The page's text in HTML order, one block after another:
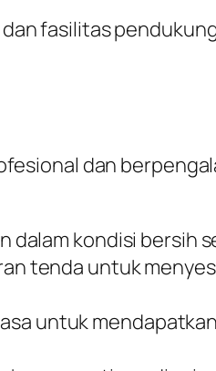
fasilitas
dan
dalam kondisi bersih
tenda untuk
untuk